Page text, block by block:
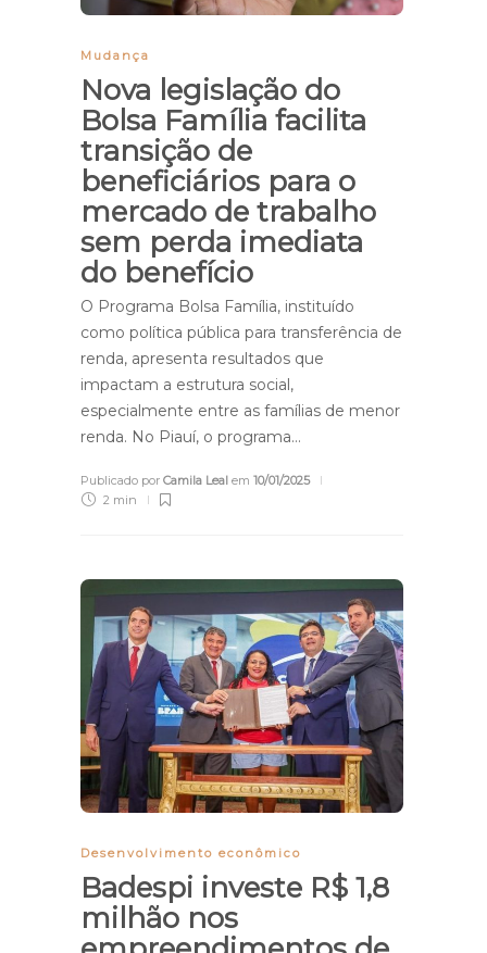
Mudança
Nova legislação do
Bolsa Família facilita
transição de
beneficiários para o
mercado de trabalho
sem perda imediata
do benefício
O Programa Bolsa Família, instituído
como política pública para transferência de
renda, apresenta resultados que
impactam a estrutura social,
especialmente entre as famílias de menor
renda. No Piauí, o programa…
Publicado por Camila Leal em 10/01/2025
2 min
Desenvolvimento econômico
Badespi investe R$ 1,8
milhão nos